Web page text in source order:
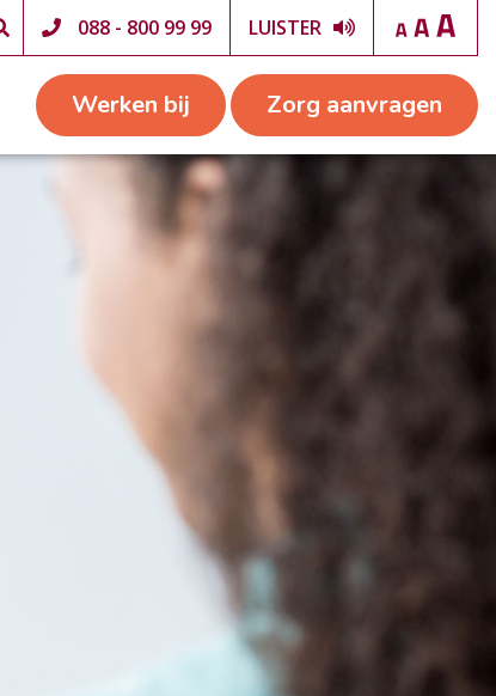
088 - 800 99 99 LUISTER
Werken bij Zorg aanvragen